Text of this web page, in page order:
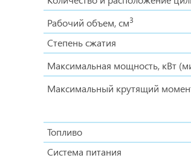
Рабочий объем, см3
Степень сжатия
Максимальная мощность, кВт
Максимальный крутящий
Топливо
Система питания